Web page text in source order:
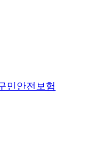
민안전보험